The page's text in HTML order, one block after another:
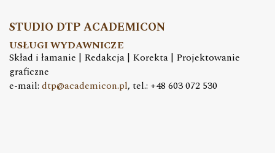
STUDIO DTP ACADEMICON
USŁUGI WYDAWNICZE
Skład i łamanie | Redakcja | Korekta | Projektowanie
graficzne
e-mail: dtp@academicon.pl, tel.: +48 603 072 530